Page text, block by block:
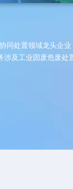
耕每一个
职工书屋
此次参会
同处置领域龙头企
涉及工业固废危废